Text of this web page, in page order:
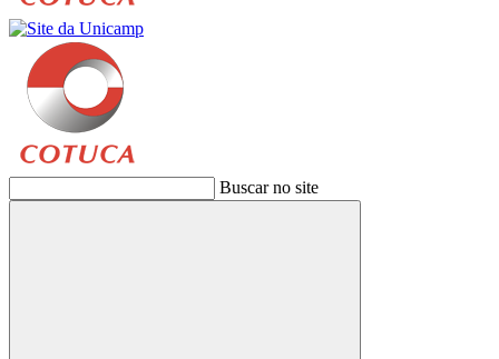
Buscar no site